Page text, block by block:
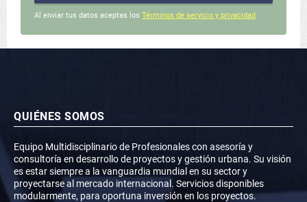
Al enviar tus datos aceptas los Términos de servicio y privacidad
QUIÉNES SOMOS
Equipo Multidisciplinario de Profesionales con asesoría y
consultoría en desarrollo de proyectos y gestión urbana. Su visión
es estar siempre a la vanguardia mundial en su sector y
proyectarse al mercado internacional. Servicios disponibles
modularmente, para oportuna inversión en los proyectos.